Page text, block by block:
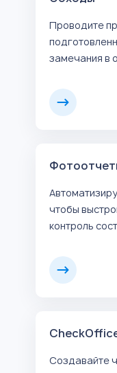
Проводите
замечания в
чтобы
контроль
Создавайте